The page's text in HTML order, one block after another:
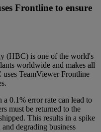
Frontline to ensure
(HBC) is one of the world's
worldwide and makes all
TeamViewer Frontline
0.1% error rate can lead to
must be returned to the
This results in a spike
degrading business